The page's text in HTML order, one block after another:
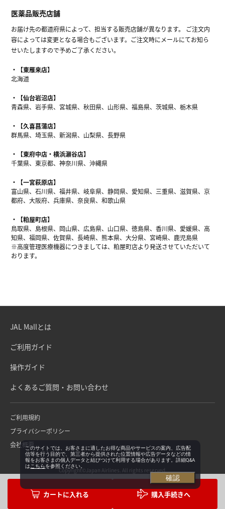
購入手続きへ
医薬品販売店舗
お届け先の都道府県によって、担当する販売店舗が異なります。 ご注文内
容によっては変更となる場合もございます。ご注文時にメールにてお知ら
せいたしますので予めご了承ください。
【東雁来店】
北海道
【仙台岩沼店】
青森県、岩手県、宮城県、秋田県、山形県、福島県、茨城県、栃木県
【久喜菖蒲店】
群馬県、埼玉県、新潟県、山梨県、長野県
【東府中店・横浜瀬谷店】
千葉県、東京都、神奈川県、沖縄県
【一宮萩原店】
富山県、石川県、福井県、岐阜県、静岡県、愛知県、三重県、滋賀県、京
都府、大阪府、兵庫県、奈良県、和歌山県
【粕屋町店】
鳥取県、島根県、岡山県、広島県、山口県、徳島県、香川県、愛媛県、高
知県、福岡県、佐賀県、長崎県、熊本県、大分県、宮崎県、鹿児島県
※高度管理医療機器につきましては、粕屋町店より発送させていただいて
おります。
JAL Mallとは
ご利用ガイド
操作ガイド
よくあるご質問・お問い合わせ
ご利用規約
プライバシーポリシー
会社概要
Copyright©Japan Airlines. All rights reserved.
このサイトでは、お客さまに適したお得な商品やサービスの案内、広告配
信等を行う目的で、第三者から提供された位置情報や広告データなどの情
報をお客さまの個人データと結びつけて利用する場合があります。詳細Q&A
は こちらを参照ください。
確認